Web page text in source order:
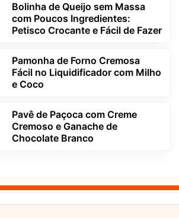
Bolinha de Queijo sem Massa
com Poucos Ingredientes:
Petisco Crocante e Fácil de Fazer
Pamonha de Forno Cremosa
Fácil no Liquidificador com Milho
e Coco
Pavê de Paçoca com Creme
Cremoso e Ganache de
Chocolate Branco